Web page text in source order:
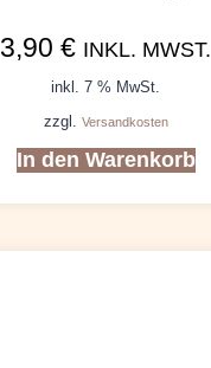
3,90 € INKL. MWST.
inkl. 7 % MwSt.
zzgl. Versandkosten
In den Warenkorb